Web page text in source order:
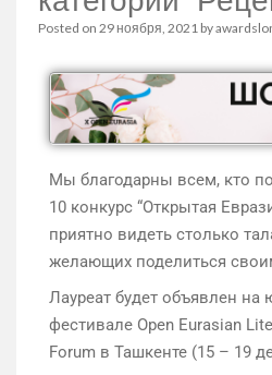
Posted on 29 ноября, 2021 by
Мы благодарны всем, кто
10 конкурс “Открытая
приятно видеть столько
желающих поделиться
Лауреат будет объявлен на
фестивале Open Eurasian
Forum в Ташкенте (15 – 19